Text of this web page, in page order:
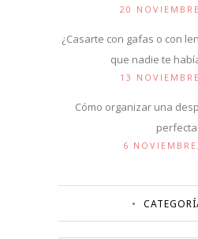
20
¿Casarte con gafas o con
que nadie te
13
Cómo organizar una
perfecta
6